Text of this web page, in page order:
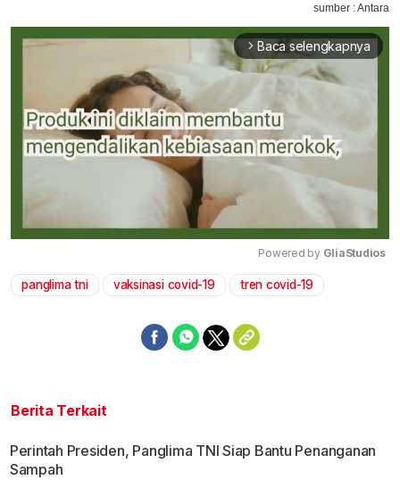
sumber : Antara
arrow_forward_ios Baca selengkapnya
Powered by GliaStudios
panglima tni vaksinasi covid-19 tren covid-19
Berita Terkait
Perintah Presiden, Panglima TNI Siap Bantu Penanganan
Sampah